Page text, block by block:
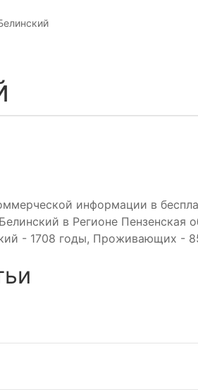
информации в
в Регионе Пензенская
- 1708 годы, Проживающих -